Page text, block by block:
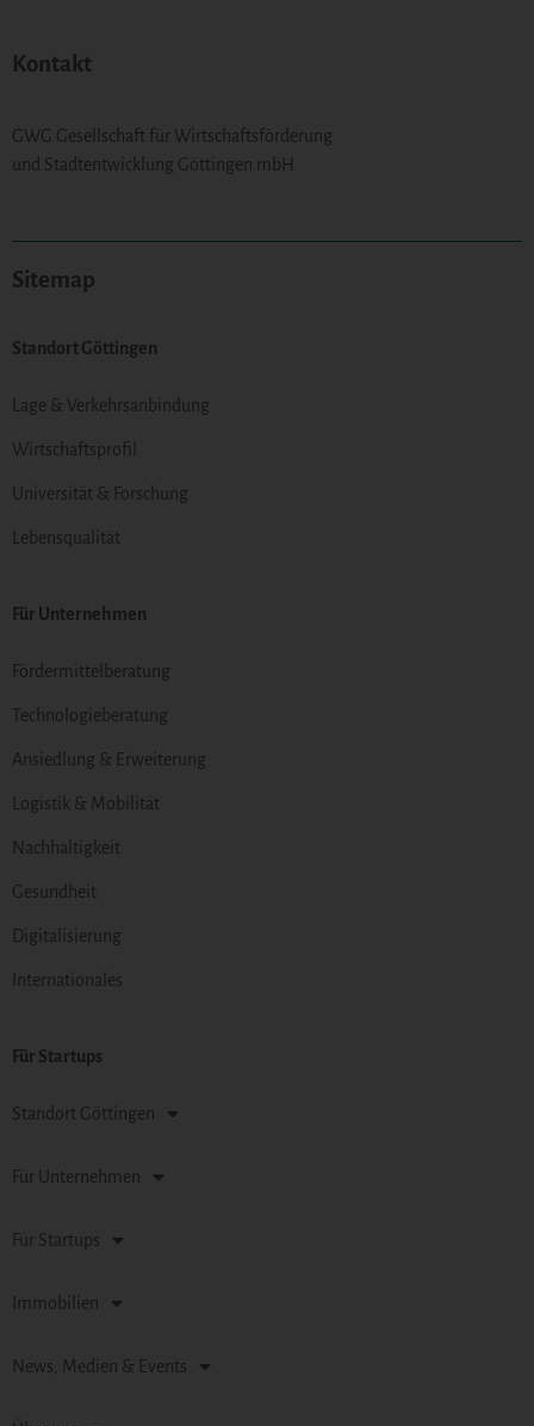
Kontakt
GWG Gesellschaft für Wirtschaftsförderung
und Stadtentwicklung Göttingen mbH
Sitemap
Standort Göttingen
Lage & Verkehrsanbindung
Wirtschaftsprofil
Universität & Forschung
Lebensqualität
Für Unternehmen
Fördermittelberatung
Technologieberatung
Ansiedlung & Erweiterung
Logistik & Mobilität
Nachhaltigkeit
Gesundheit
Digitalisierung
Internationales
Für Startups
Standort Göttingen
Für Unternehmen
Für Startups
Immobilien
News, Medien & Events